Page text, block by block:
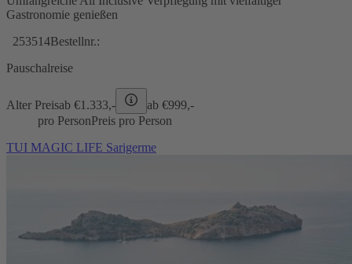
Gastronomie genießen
253514Bestellnr.:
Pauschalreise
Alter Preisab €1.333,- ab €999,-
pro PersonPreis pro Person
TUI MAGIC LIFE Sarigerme